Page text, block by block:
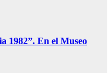
1982”. En el Museo